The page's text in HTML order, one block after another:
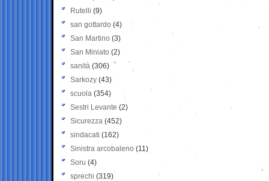
Rutelli (9)
san gottardo (4)
San Martino (3)
San Miniato (2)
sanità (306)
Sarkozy (43)
scuola (354)
Sestri Levante (2)
Sicurezza (452)
sindacati (162)
Sinistra arcobaleno (11)
Soru (4)
sprechi (319)